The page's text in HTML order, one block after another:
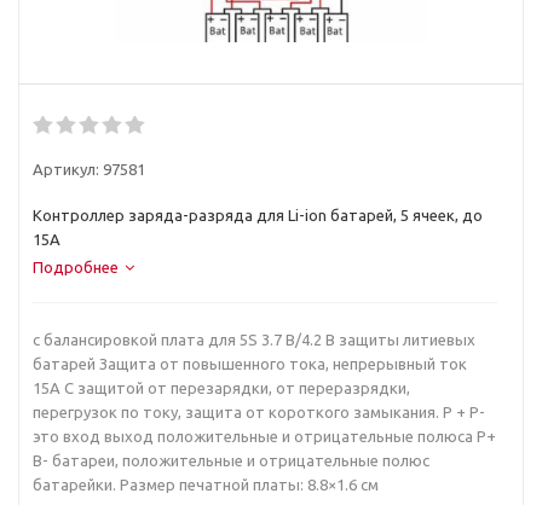
Артикул: 97581
Контроллер заряда-разряда для Li-ion батарей, 5 ячеек, до
15А
Подробнее
с балансировкой плата для 5S 3.7 В/4.2 В защиты литиевых
батарей Защита от повышенного тока, непрерывный ток
15A С защитой от перезарядки, от переразрядки,
перегрузок по току, защита от короткого замыкания. P + P-
это вход выход положительные и отрицательные полюса Р+
B- батареи, положительные и отрицательные полюс
батарейки. Размер печатной платы: 8.8×1.6 см